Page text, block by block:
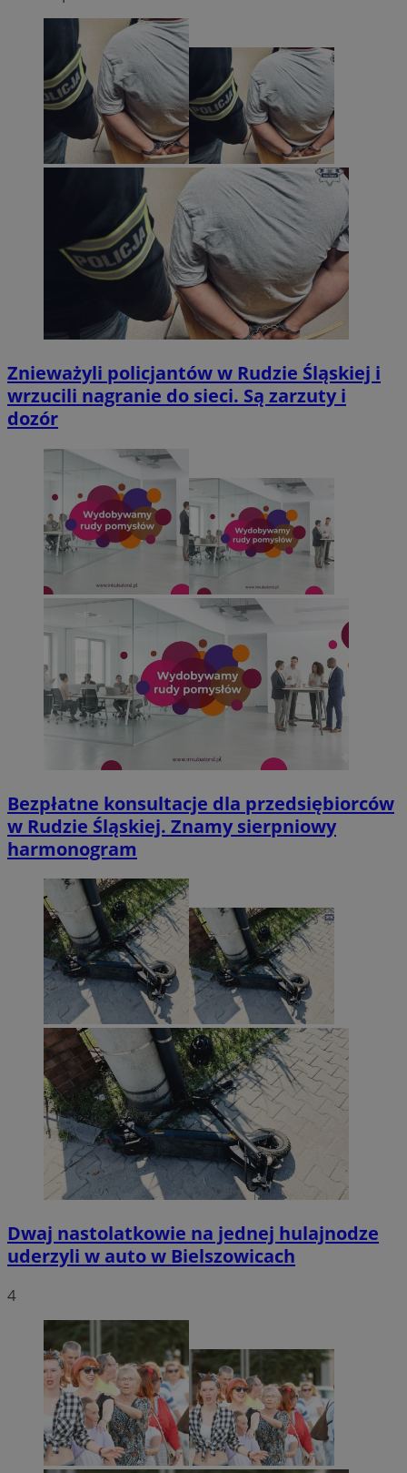
Znieważyli policjantów w Rudzie Śląskiej i
wrzucili nagranie do sieci. Są zarzuty i
dozór
Bezpłatne konsultacje dla przedsiębiorców
w Rudzie Śląskiej. Znamy sierpniowy
harmonogram
Dwaj nastolatkowie na jednej hulajnodze
uderzyli w auto w Bielszowicach
4